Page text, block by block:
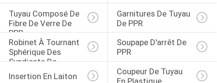
Tuyau Composé De
Fibre De Verre De
PPR
Garnitures De Tuyau
De PPR
Robinet À Tournant
Sphérique Des
Syndicats De
Double De PPR
Soupape D'arrêt De
PPR
Insertion En Laiton
Coupeur De Tuyau